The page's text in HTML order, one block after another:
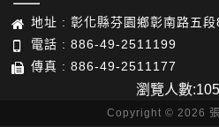
地址 : 彰化縣芬園鄉彰南路五
電話 : 886-49-2511199
傳真 : 886-49-2511177
瀏覽人數
Copyright © 2026 張